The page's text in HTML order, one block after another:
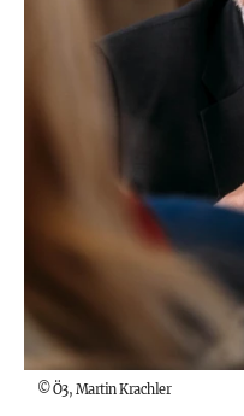
©Ö3, Martin Krachler